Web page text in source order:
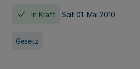
In Kraft Seit 01. Mai 2010
Gesetz